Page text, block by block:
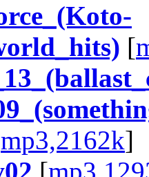
[
mp3,2162k]